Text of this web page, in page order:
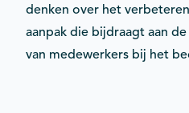
denken over het
aanpak die bijdraagt aan
van medewerkers bij het